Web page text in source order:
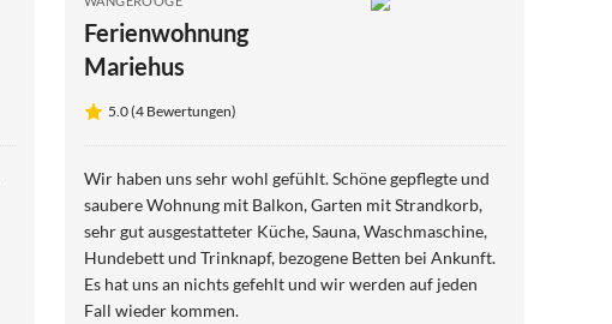
Ferienwohnung
Mariehus
5.0 (4 Bewertungen)
Wir haben uns sehr wohl gefühlt. Schöne gepflegte und
saubere Wohnung mit Balkon, Garten mit Strandkorb,
sehr gut ausgestatteter Küche, Sauna, Waschmaschine,
Hundebett und Trinknapf, bezogene Betten bei Ankunft.
Es hat uns an nichts gefehlt und wir werden auf jeden
Fall wieder kommen.